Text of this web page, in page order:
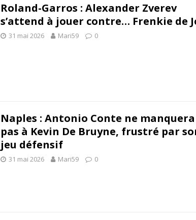
Roland-Garros : Alexander Zverev
s’attend à jouer contre… Frenkie de
31 mai 2026 Mari59 0
Naples : Antonio Conte ne manquera
pas à Kevin De Bruyne, frustré par
jeu défensif
31 mai 2026 Mari59 0